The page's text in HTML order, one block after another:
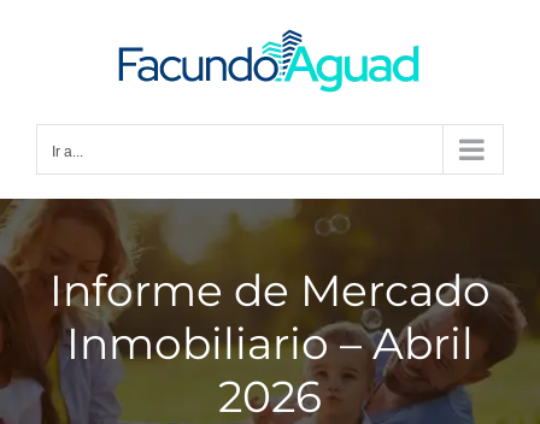
Ir a...
Informe de Mercado
Inmobiliario – Abril
2026